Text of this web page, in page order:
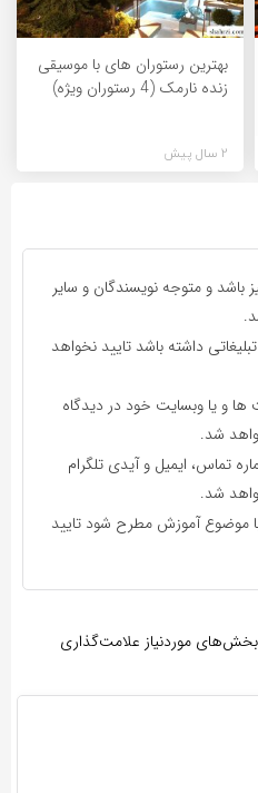
بهترین رستوران های با موسیقی
زنده نارمک (4 رستوران ویژه)
2 سال پیش
باشد و متوجه نویسندگان و سایر
داشته باشد تایید نخواهد
ها و یا وبسایت خود در دیدگاه
شد.
تماس، ایمیل و آیدی تلگرام
شد.
موضوع آموزش مطرح شود تایید
بخش‌های موردنیاز علامت‌گذاری